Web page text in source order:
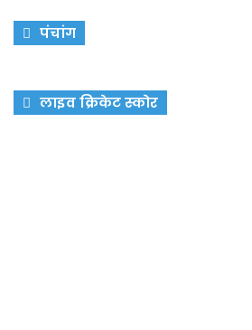
पंचांग
लाइव क्रिकेट स्कोर